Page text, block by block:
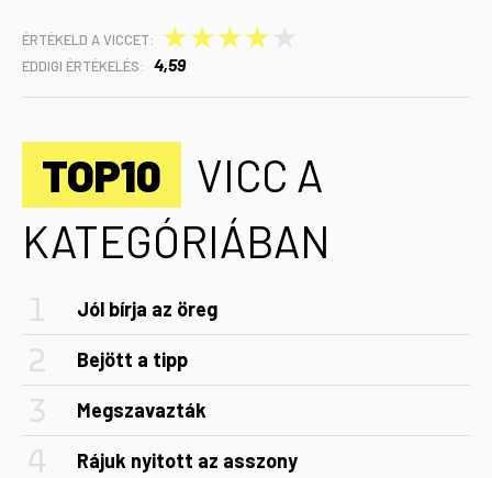
ÉRTÉKELD A VICCET: ★
★
★
★
EDDIGI ÉRTÉKELÉS: 4,59
TOP10
VICC A
KATEGÓRIÁBAN
Jól bírja az öreg
Bejött a tipp
Megszavazták
Rájuk nyitott az asszony